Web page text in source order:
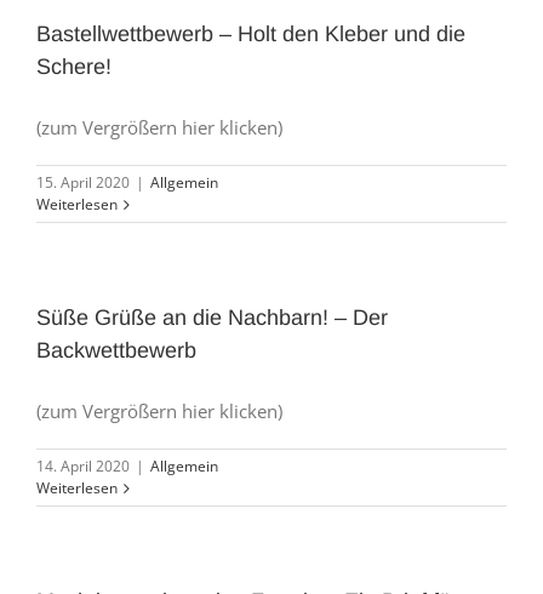
Bastellwettbewerb – Holt den Kleber und die
Schere!
(zum Vergrößern hier klicken)
15. April 2020 | Allgemein
Weiterlesen
Süße Grüße an die Nachbarn! – Der
Backwettbewerb
(zum Vergrößern hier klicken)
14. April 2020 | Allgemein
Weiterlesen